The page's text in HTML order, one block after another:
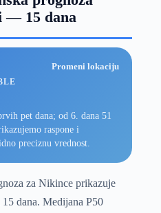
— 15 dana
Promeni lokaciju
pet dana; od 6. dana 51
raspone i
preciznu vrednost.
za Nikince prikazuje
dana. Medijana P50